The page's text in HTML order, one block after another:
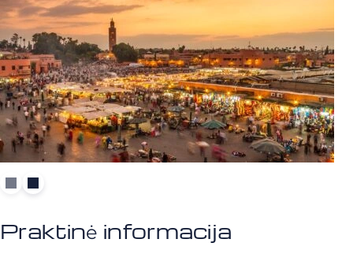
Praktinė informacija